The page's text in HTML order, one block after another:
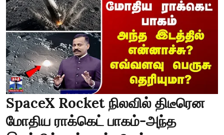
SpaceX Rocket நிலவில் திடீரென
மோதிய ராக்கெட் பாகம்-அந்த